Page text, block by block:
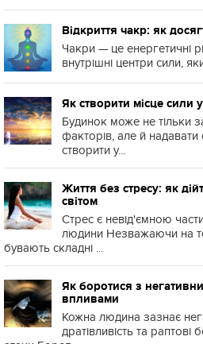
Відкриття чакр: як
Чакри — це енергетичні
внутрішні центри сили,
Як створити місце сили
Будинок може не тільки
факторів, але й
створити у...
Життя без стресу: як
світом
Стрес є невід'ємною
людини Незважаючи на
бувають складні ...
Як боротися з
впливами
Кожна людина зазнає
дратівливість та раптові